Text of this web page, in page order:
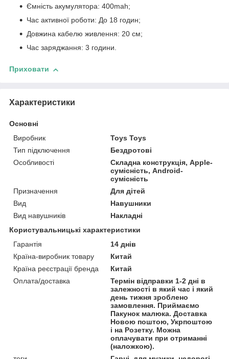
Ємність акумулятора: 400mah;
Час активної роботи: До 18 годин;
Довжина кабелю живлення: 20 см;
Час заряджання: 3 години.
Приховати
Характеристики
Основні
Виробник
Toys Toys
Тип підключення
Бездротові
Особливості
Складна конструкція, Apple-
сумісність, Android-
сумісність
Призначення
Для дітей
Вид
Навушники
Вид навушників
Накладні
Користувальницькі характеристики
Гарантія
14 днів
Країна-виробник товару
Китай
Країна реєстрації бренда
Китай
Оплата/доставка
Термін відправки 1-2 дні в
залежності в який час і який
день тижня зроблено
замовлення. Приймаємо
Пакунок малюка. Доставка
Новою поштою, Укрпоштою
і на Розетку. Можна
оплачувати при отриманні
(наложкою).